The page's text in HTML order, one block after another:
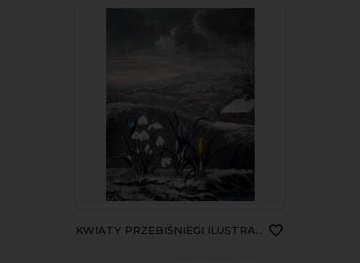
KWIATY PRZEBIŚNIEGI ILUSTRACJA